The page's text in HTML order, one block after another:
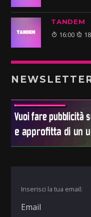
TANDEM
16:00
Inserisci la tua email: